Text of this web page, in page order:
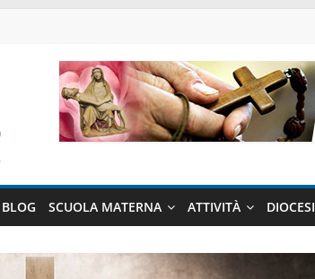
BLOG SCUOLA MATERNA ATTIVITÀ DIOCESI